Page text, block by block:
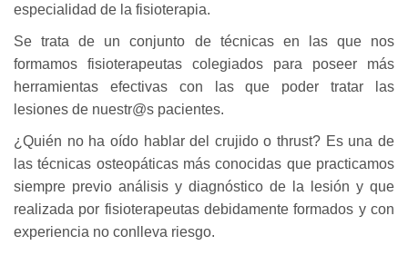
especialidad de la fisioterapia.
Se trata de un conjunto de técnicas en las que nos
formamos fisioterapeutas colegiados para poseer más
herramientas efectivas con las que poder tratar las
lesiones de nuestr@s pacientes.
¿Quién no ha oído hablar del crujido o thrust? Es una de
las técnicas osteopáticas más conocidas que practicamos
siempre previo análisis y diagnóstico de la lesión y que
realizada por fisioterapeutas debidamente formados y con
experiencia no conlleva riesgo.